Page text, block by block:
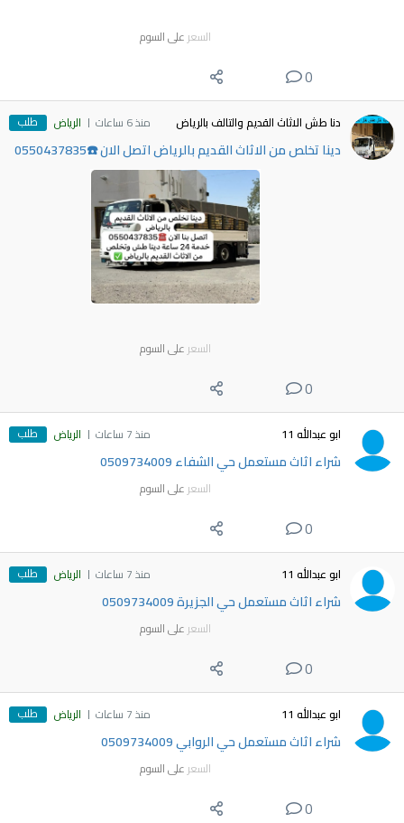
السعر على السوم
0
دنا طش الاثاث القديم والتالف بالرياض منذ 6 ساعات الرياض طلب
دينا تخلص من الاثاث القديم بالرياض اتصل الان ☎️0550437835
السعر على السوم
0
ابو عبدالله 11 منذ 7 ساعات الرياض طلب
شراء اثاث مستعمل حي الشفاء 0509734009
السعر على السوم
0
ابو عبدالله 11 منذ 7 ساعات الرياض طلب
شراء اثاث مستعمل حي الجزيرة 0509734009
السعر على السوم
0
ابو عبدالله 11 منذ 7 ساعات الرياض طلب
شراء اثاث مستعمل حي الروابي 0509734009
السعر على السوم
0